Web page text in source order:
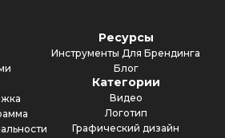
Ресурсы
Инструменты Для Брендинга
Блог
Категории
Видео
Логотип
Графический дизайн